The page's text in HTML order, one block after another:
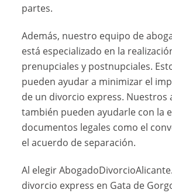
partes.
Además, nuestro equipo de
está especializado en la
prenupciales y postnupciales.
pueden ayudar a minimizar el
de un divorcio express. Nuestros
también pueden ayudarle con la
documentos legales como el
el acuerdo de separación.
Al elegir
divorcio express en Gata de